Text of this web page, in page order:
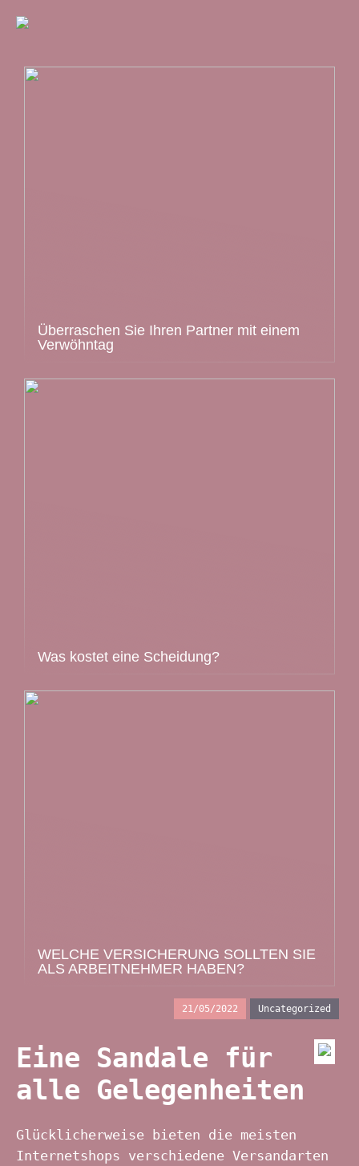
Überraschen Sie Ihren Partner mit einem
Verwöhntag
Was kostet eine Scheidung?
WELCHE VERSICHERUNG SOLLTEN SIE
ALS ARBEITNEHMER HABEN?
21/05/2022 Uncategorized
Eine Sandale für
alle Gelegenheiten
Glücklicherweise bieten die meisten
Internetshops verschiedene Versandarten